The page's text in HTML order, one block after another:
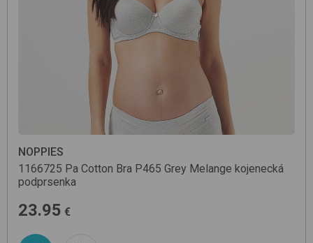
NOPPIES
1166725 Pa Cotton Bra P465 Grey Melange kojenecká
podprsenka
23.95 €